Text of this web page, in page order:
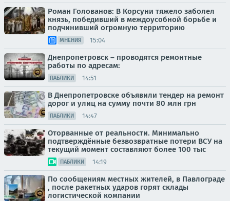
Роман Голованов: В Корсуни тяжело заболел
князь, победивший в междоусобной борьбе и
подчинивший огромную территорию
МНЕНИЯ 15:04
Днепропетровск – проводятся ремонтные
работы по адресам:
ПАБЛИКИ 14:51
В Днепропетровске объявили тендер на ремонт
дорог и улиц на сумму почти 80 млн грн
ПАБЛИКИ 14:47
Оторванные от реальности. Минимально
подтверждённые безвозвратные потери ВСУ на
текущий момент составляют более 100 тыс
ПАБЛИКИ 14:19
По сообщениям местных жителей, в Павлограде
, после ракетных ударов горят склады
логистической компании